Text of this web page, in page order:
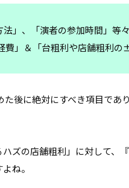
」、「演者の参加時間」等々
費」＆「台粗利や店舗粗利
後に絶対にすべき項目であ
ズの店舗粗利」に対して、
ね。